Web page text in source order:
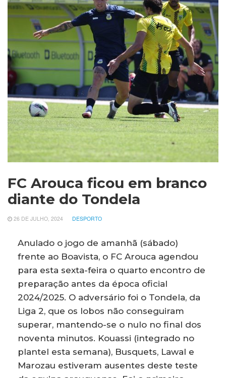
FC Arouca ficou em branco
diante do Tondela
26 DE JULHO, 2024 DESPORTO
Anulado o jogo de amanhã (sábado)
frente ao Boavista, o FC Arouca agendou
para esta sexta-feira o quarto encontro de
preparação antes da época oficial
2024/2025. O adversário foi o Tondela, da
Liga 2, que os lobos não conseguiram
superar, mantendo-se o nulo no final dos
noventa minutos. Kouassi (integrado no
plantel esta semana), Busquets, Lawal e
Marozau estiveram ausentes deste teste